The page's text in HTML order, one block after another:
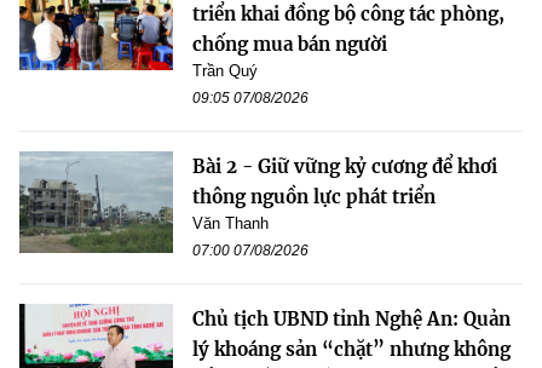
triển khai đồng bộ công tác phòng,
chống mua bán người
Trần Quý
09:05 07/08/2026
Bài 2 - Giữ vững kỷ cương để khơi
thông nguồn lực phát triển
Văn Thanh
07:00 07/08/2026
Chủ tịch UBND tỉnh Nghệ An: Quản
lý khoáng sản “chặt” nhưng không